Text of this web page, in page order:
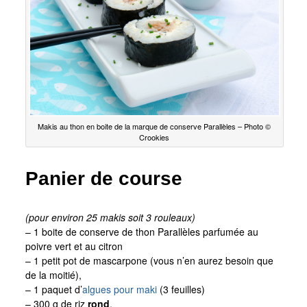
Makis au thon en boite de la marque de conserve Parallèles – Photo ©
Crookies
Panier de course
(pour environ 25 makis soit 3 rouleaux)
– 1 boite de conserve de thon Parallèles parfumée au
poivre vert et au citron
– 1 petit pot de mascarpone (vous n’en aurez besoin que
de la moitié),
– 1 paquet d’algues pour maki(3 feuilles)
– 300 g de riz rond,